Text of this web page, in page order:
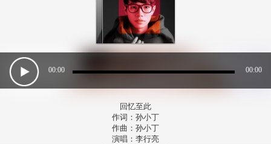
00:00 00:00
回忆至此
作词：孙小丁
作曲：孙小丁
演唱：李行亮